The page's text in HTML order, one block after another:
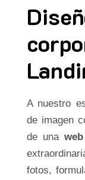
A nuestro
de imagen
de una
fotos,